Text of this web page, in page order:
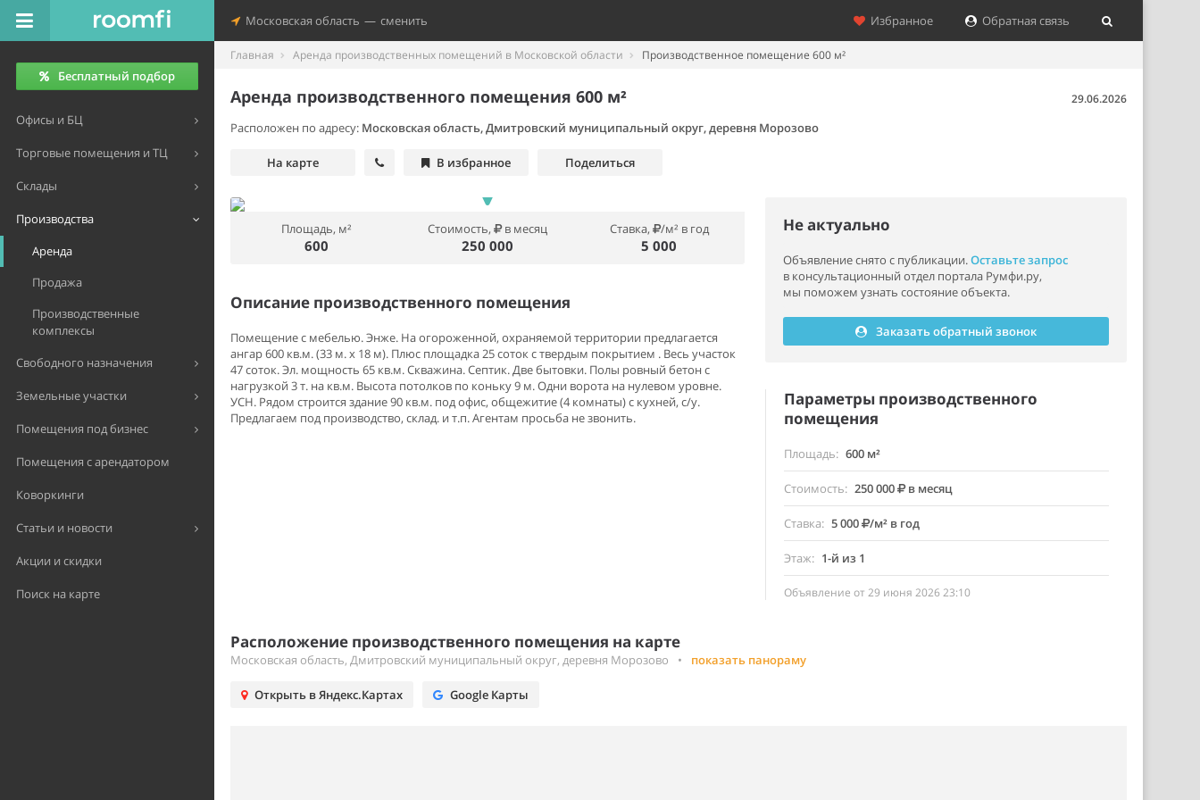
Московская область — сменить Избранное Обратная связь
Бесплатный подбор
Офисы и БЦ
Торговые помещения и ТЦ
Склады
Производства
Аренда
Продажа
Производственные
комплексы
Свободного назначения
Земельные участки
Помещения под бизнес
Помещения с арендатором
Коворкинги
Статьи и новости
Акции и скидки
Поиск на карте
Главная Аренда производственных помещений в Московской области Производственное помещение 600 м²
Аренда производственного помещения 600 м² 29.06.2026
Расположен по адресу: Московская область, Дмитровский муниципальный округ, деревня Морозово
На карте В избранное Поделиться
Площадь, м²
600
Стоимость, в месяц
250 000
Ставка, /м² в год
5 000
Описание производственного помещения
Помещение с мебелью. Энже. На огороженной, охраняемой территории предлагается
ангар 600 кв.м. (33 м. х 18 м). Плюс площадка 25 соток с твердым покрытием . Весь участок
47 соток. Эл. мощность 65 кв.м. Скважина. Септик. Две бытовки. Полы ровный бетон с
нагрузкой 3 т. на кв.м. Высота потолков по коньку 9 м. Одни ворота на нулевом уровне.
УСН. Рядом строится здание 90 кв.м. под офис, общежитие (4 комнаты) с кухней, с/у.
Предлагаем под производство, склад. и т.п. Агентам просьба не звонить.
Не актуально
Объявление снято с публикации.Оставьте запрос
в консультационный отдел портала Румфи.ру,
мы поможем узнать состояние объекта.
Заказать обратный звонок
Параметры производственного
помещения
Площадь 600 м²
Стоимость 250 000 в месяц
Ставка 5 000 /м² в год
Этаж 1-й из 1
Объявление от 29 июня 2026 23:10
Расположение производственного помещения на карте
Московская область, Дмитровский муниципальный округ, деревня Морозово • показать панораму
Открыть в Яндекс.Картах Google Карты